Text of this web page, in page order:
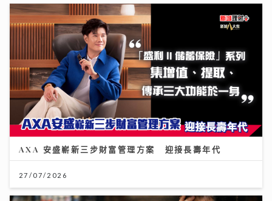
AXA 安盛嶄新三步財富管理方案 迎接長壽年代
27/07/2026